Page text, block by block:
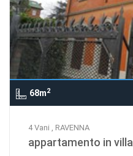
68m2
4 Vani , RAVENNA
appartamento in villa